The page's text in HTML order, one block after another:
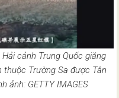
cảnh Trung Quốc giăng
thuộc Trường Sa được Tân
ảnh: GETTY IMAGES